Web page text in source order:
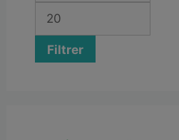
Filtrer